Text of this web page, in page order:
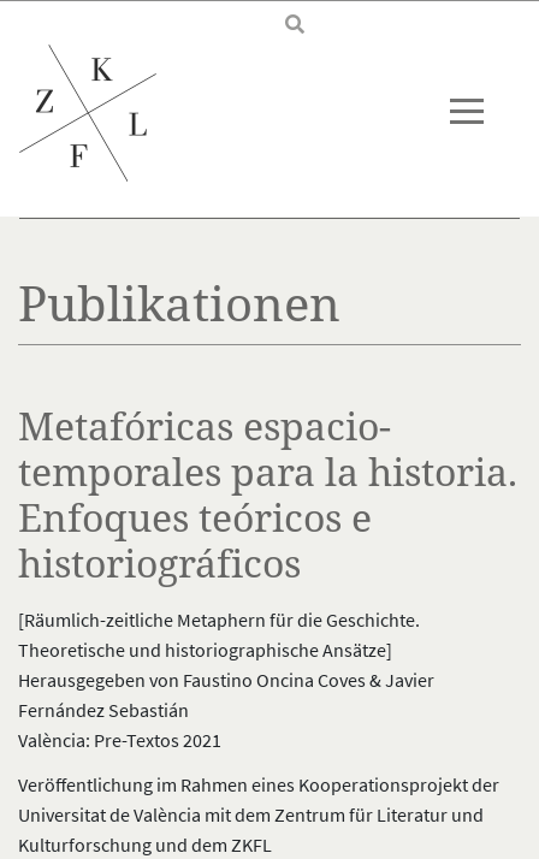
Publikationen
Metafóricas espacio-
temporales para la historia.
Enfoques teóricos e
historiográficos
[Räumlich-zeitliche Metaphern für die Geschichte.
Theoretische und historiographische Ansätze]
Herausgegeben von Faustino Oncina Coves & Javier
Fernández Sebastián
València: Pre-Textos 2021
Veröffentlichung im Rahmen eines Kooperationsprojekt der
Universitat de València mit dem Zentrum für Literatur und
Kulturforschung und dem ZKFL